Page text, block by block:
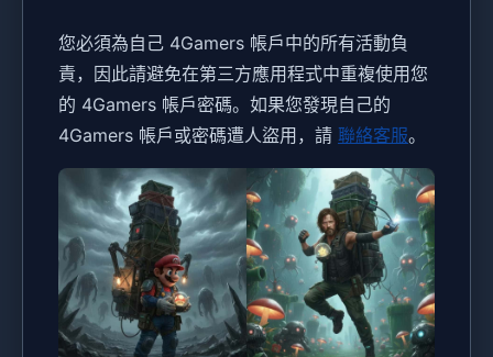
您必須為自己 4Gamers 帳戶中的所有活動負
責，因此請避免在第三方應用程式中重複使用您
的 4Gamers 帳戶密碼。如果您發現自己的
4Gamers 帳戶或密碼遭人盜用，請 聯絡客服。